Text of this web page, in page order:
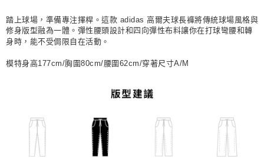
每筆NT$80，滿NT$1,500(含以上)免運費
付款後門市自取
踏上球場，準備專注揮桿。這款 adidas 高爾夫球長褲將傳統球場風格與
修身版型融為一體。彈性腰頭設計和四向彈性布料讓你在打球彎腰和轉
身時，能不受侷限自在活動。
模特身高177cm/胸圍80cm/腰圍62cm/穿著尺寸A/M